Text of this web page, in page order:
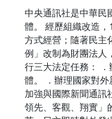
中央通訊社是中華民
體。 經歷組織改造
方式經營；隨著民主
例」改制為財團法人
行三大法定任務：
體。 ．辦理國家對
加強與國際新聞通訊
領先、客觀、翔實」